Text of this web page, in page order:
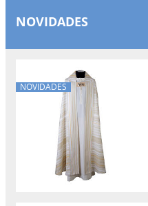
NOVIDADES
NOVIDADES